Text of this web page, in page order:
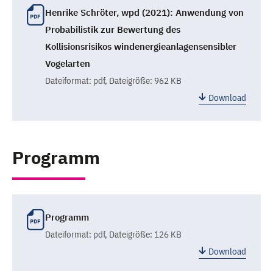
Henrike Schröter, wpd (2021): Anwendung von
Probabilistik zur Bewertung des
Kollisionsrisikos windenergieanlagensensibler
Vogelarten
Dateiformat: pdf, Dateigröße: 962 KB
Download
Programm
Programm
Dateiformat: pdf, Dateigröße: 126 KB
Download